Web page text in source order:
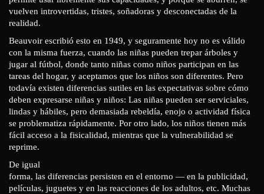
vuelven introvertidas, tristes, soñadoras y desconectadas de la
realidad.
Beauvoir escribió esto en 1949, y seguramente hoy no es válido
con la misma fuerza, cuando las niñas pueden trepar árboles y
jugar al fútbol, donde tanto niñas como niños participan en las
tareas del hogar, y aceptamos que los niños son diferentes. Pero
todavía existen diferencias sutiles en las expectativas sobre cómo
deben expresarse niñas y niños: Las niñas pueden ser serviciales,
lindas y hábiles, pero demasiada rebeldía, enojo o actividad física
se problematiza rápidamente. Por otro lado, los niños tienen más
fácil acceso a la fisicalidad, mientras que la vulnerabilidad se
reprime.
De igual
forma, las diferencias persisten en el entorno — en la publicidad,
películas, juguetes y en las reacciones de los adultos, etc. Muchas